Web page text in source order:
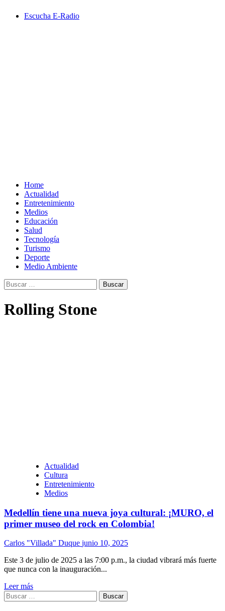
Escucha E-Radio
Home
Actualidad
Entretenimiento
Medios
Educación
Salud
Tecnología
Turismo
Deporte
Medio Ambiente
Buscar:
Rolling Stone
Actualidad
Cultura
Entretenimiento
Medios
Medellín tiene una nueva joya cultural: ¡MURO, el
primer museo del rock en Colombia!
Carlos "Villada" Duque junio 10, 2025
Este 3 de julio de 2025 a las 7:00 p.m., la ciudad vibrará más fuerte
que nunca con la inauguración...
Leer más
Buscar: